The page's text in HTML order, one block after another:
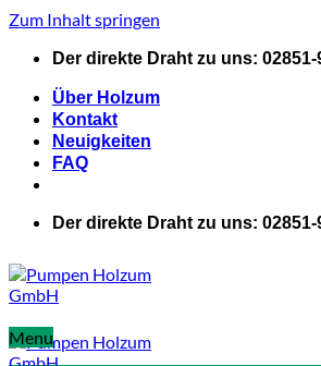
Zum Inhalt springen
Der direkte Draht zu uns: 02851-
Über Holzum
Kontakt
Neuigkeiten
FAQ
Der direkte Draht zu uns: 02851-
Menu